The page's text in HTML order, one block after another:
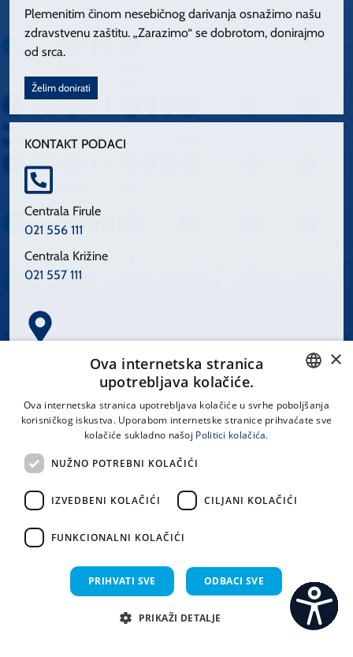
Plemenitim činom nesebičnog darivanja osnažimo našu
zdravstvenu zaštitu. „Zarazimo“ se dobrotom, donirajmo
od srca.
Želim donirati
KONTAKT PODACI
Centrala Firule
021 556 111
Centrala Križine
021 557 111
Spinčićeva 1, 21000 Split
LINKOVI
Uvjeti korištenja
CROATIAN
×
Ova internetska stranica
upotrebljava kolačiće.
Ova internetska stranica upotrebljava kolačiće u svrhe poboljšanja
korisničkog iskustva. Uporabom internetske stranice prihvaćate sve
kolačiće sukladno našoj Politici kolačića.
NUŽNO POTREBNI KOLAČIĆI
IZVEDBENI KOLAČIĆI CILJANI KOLAČIĆI
FUNKCIONALNI KOLAČIĆI
PRIHVATI SVE ODBACI SVE
PRIKAŽI DETALJE